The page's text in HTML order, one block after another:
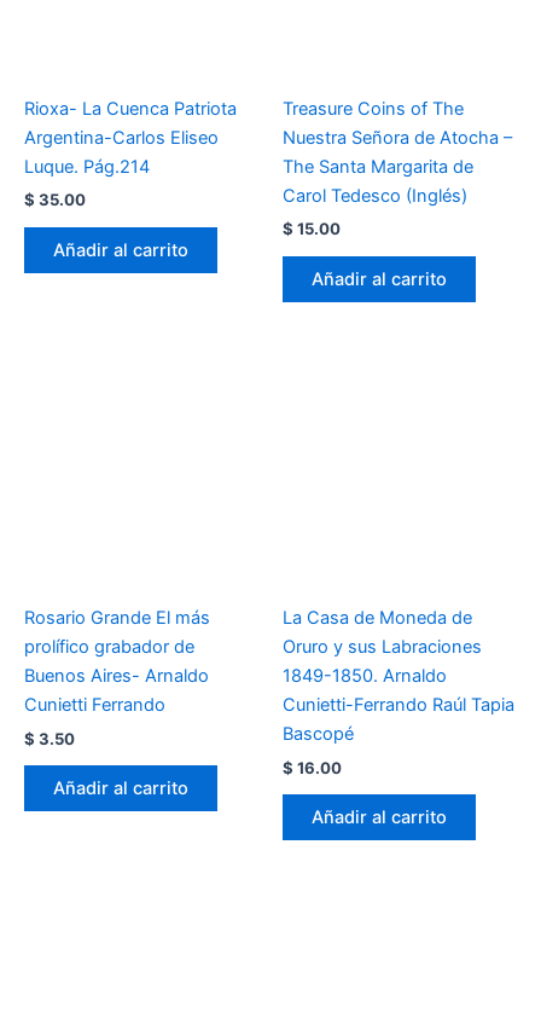
Rioxa- La Cuenca Patriota
Argentina-Carlos Eliseo
Luque. Pág.214
$ 35.00
Añadir al carrito
Treasure Coins of The
Nuestra Señora de Atocha –
The Santa Margarita de
Carol Tedesco (Inglés)
$ 15.00
Añadir al carrito
Rosario Grande El más
prolífico grabador de
Buenos Aires- Arnaldo
Cunietti Ferrando
$ 3.50
Añadir al carrito
La Casa de Moneda de
Oruro y sus Labraciones
1849-1850. Arnaldo
Cunietti-Ferrando Raúl Tapia
Bascopé
$ 16.00
Añadir al carrito